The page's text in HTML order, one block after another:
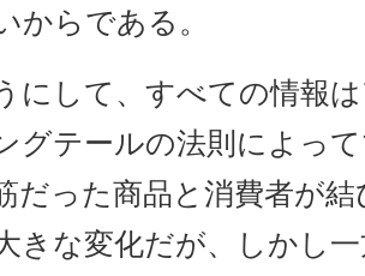
からである。
にして、すべての情報
グテールの法則によっ
だった商品と消費者が
きな変化だが、しかし